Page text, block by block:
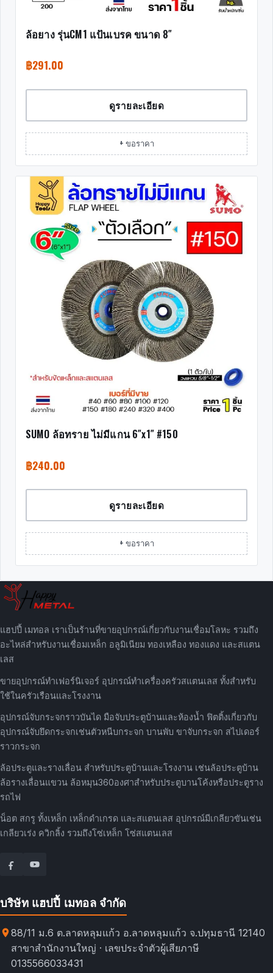
ล้อยาง รุ่นCM1 แป้นเบรค ขนาด 8″
฿291.00
ดูรายละเอียด
+ ขอราคา
SUMO ล้อทราย ไม่มีแกน 6″x1″ #150
฿240.00
ดูรายละเอียด
+ ขอราคา
แฮปปี้ เมทอล เราเป็นร้านที่ขายอุปกรณ์เกี่ยวกับงานเชื่อมโลหะ รวมถึง
อะไหล่สำหรับงานเชื่อมเหล็ก อลูมิเนียม ทองเหลือง ทองแดง และสแตน
เลส
ขายอุปกรณ์ทำเฟอร์นิเจอร์ อุปกรณ์ทำเครื่องครัวสแตนเลส ทั้งสำหรับ
ใช้ในครัวเรือนและโรงงาน
อุปกรณ์จับกระจกราวบันได มือจับประตูบ้านและห้องน้ำ ฟิตติ้งเกี่ยวกับ
อุปกรณ์จับยึดกระจกเช่นตัวหนีบกระจก บานพับ ขาจับกระจก สไปเดอร์
ราวกระจก
ล้อประตูและรางเลื่อน สำหรับประตูบ้านและโรงงาน เช่นล้อประตูบ้าน
ล้อรางเลื่อนแขวน ล้อหมุน360องศาสำหรับประตูบานโค้งหรือประตูราง
รถไฟ
น็อต สกรู ทั้งเหล็ก เหล็กดำเกรด และสแตนเลส อุปกรณ์มีเกลียวขันเช่น
เกลียวเร่ง ควิกลิ้ง รวมถึงโซ่เหล็ก โซ่สแตนเลส
บริษัท แฮปปี้ เมทอล จำกัด
88/11 ม.6 ต.ลาดหลุมแก้ว อ.ลาดหลุมแก้ว จ.ปทุมธานี 12140
สาขาสำนักงานใหญ่ · เลขประจำตัวผู้เสียภาษี
0135566033431